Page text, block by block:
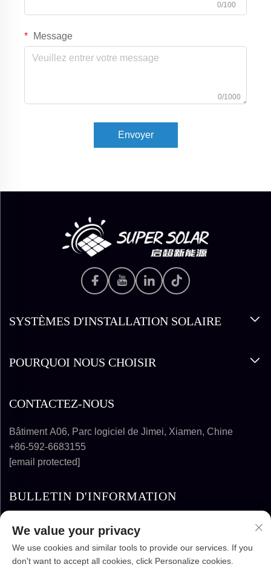
0/100
Message
0/1000
Envoyer
SYSTÈMES D'INSTALLATION SOLAIRE
POURQUOI NOUS CHOISIR
CONTACTEZ-NOUS
Bâtiment A06, Parc logiciel de Jimei, Xiamen, Chine
+86-592-6683155
[email protected]
BULLETIN D'INFORMATION
We value your privacy
We use cookies and similar tools to provide our services. If you
don't want to accept all cookies, click Personalize cookies.